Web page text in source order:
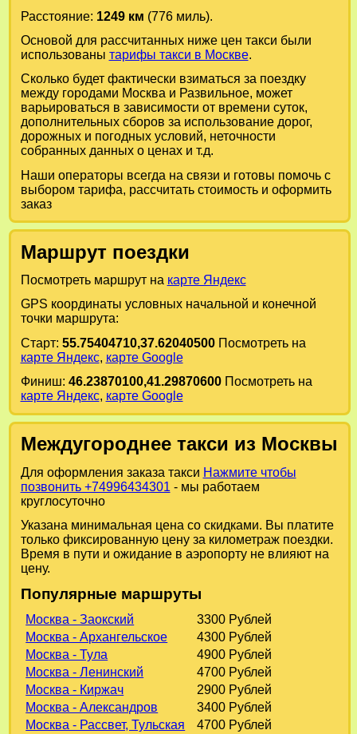
Расстояние: 1249 км (776 миль).
Основой для рассчитанных ниже цен такси были
использованы тарифы такси в Москве.
Сколько будет фактически взиматься за поездку
между городами Москваи Развильное, может
варьироваться в зависимости от времени суток,
дополнительных сборов за использование дорог,
дорожных и погодных условий, неточности
собранных данных о ценах и т.д.
Наши операторы всегда на связи и готовы помочь с
выбором тарифа, рассчитать стоимость и оформить
заказ
Маршрут поездки
Посмотреть маршрут на карте Яндекс
GPS координаты условных начальной и конечной
точки маршрута:
Старт: 55.75404710,37.62040500Посмотреть на
карте Яндекс, карте Google
Финиш: 46.23870100,41.29870600Посмотреть на
карте Яндекс, карте Google
Междугороднее такси из Москвы
Для оформления заказа такси Нажмите чтобы
позвонить +74996434301 - мы работаем
круглосуточно
Указана минимальная цена со скидками. Вы платите
только фиксированную цену за километраж поездки.
Время в пути и ожидание в аэропорту не влияют на
цену.
Популярные маршруты
Москва - Заокский
3300 Рублей
Москва - Архангельское
4300 Рублей
Москва - Тула
4900 Рублей
Москва - Ленинский
4700 Рублей
Москва - Киржач
2900 Рублей
Москва - Александров
3400 Рублей
Москва - Рассвет, Тульская
4700 Рублей